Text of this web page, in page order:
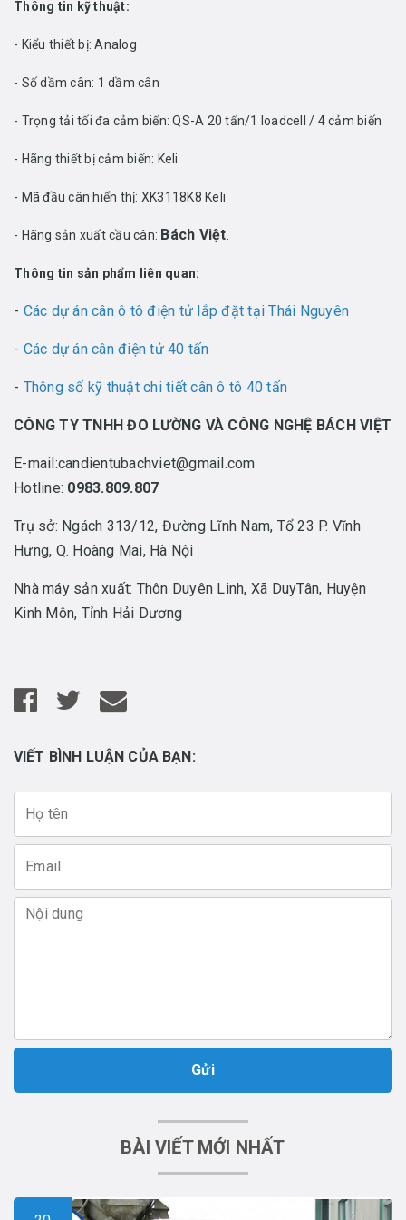
Thông tin kỹ thuật:
- Kiểu thiết bị: Analog
- Số dầm cân: 1 dầm cân
- Trọng tải tối đa cảm biến: QS-A 20 tấn/1 loadcell / 4 cảm biến
- Hãng thiết bị cảm biến: Keli
- Mã đầu cân hiển thị: XK3118K8 Keli
- Hãng sản xuất cầu cân: Bách Việt
Thông tin sản phẩm liên quan:
- Các dự án cân ô tô điện tử lắp đặt tại Thái Nguyên
- Các dự án cân điện tử 40 tấn
- Thông số kỹ thuật chi tiết cân ô tô 40 tấn
CÔNG TY TNHH ĐO LƯỜNG VÀ CÔNG NGHỆ BÁCH VIỆT
E-mail:candientubachviet@gmail.com
Hotline: 0983.809.807
Trụ sở: Ngách 313/12, Đường Lĩnh Nam, Tổ 23 P. Vĩnh
Hưng, Q. Hoàng Mai, Hà Nội
Nhà máy sản xuất: Thôn Duyên Linh, Xã DuyTân, Huyện
Kinh Môn, Tỉnh Hải Dương
VIẾT BÌNH LUẬN CỦA BẠN:
Gửi
BÀI VIẾT MỚI NHẤT